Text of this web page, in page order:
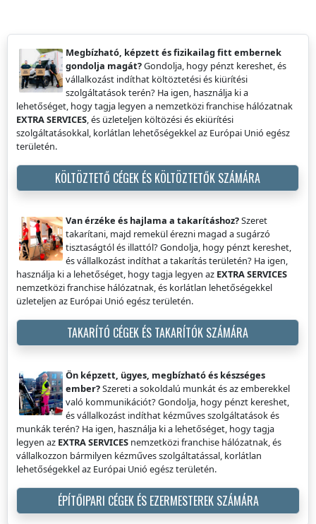
Megbízható, képzett és fizikailag fitt embernek
gondolja magát?Gondolja, hogy pénzt kereshet, és
vállalkozást indíthat költöztetési és kiürítési
szolgáltatások terén? Ha igen, használja ki a
lehetőséget, hogy tagja legyen a nemzetközi franchise hálózatnak
EXTRA SERVICES , és üzleteljen költözési és ekiürítési
szolgáltatásokkal, korlátlan lehetőségekkel az Európai Unió egész
területén.
KÖLTÖZTETŐ CÉGEK ÉS KÖLTÖZTETŐK SZÁMÁRA
Van érzéke és hajlama a takarításhoz?Szeret
takarítani, majd remekül érezni magad a sugárzó
tisztaságtól és illattól? Gondolja, hogy pénzt kereshet,
és vállalkozást indíthat a takarítás területén? Ha igen,
használja ki a lehetőséget, hogy tagja legyen az EXTRA SERVICES
nemzetközi franchise hálózatnak, és korlátlan lehetőségekkel
üzleteljen az Európai Unió egész területén.
TAKARÍTÓ CÉGEK ÉS TAKARÍTÓK SZÁMÁRA
Ön képzett, ügyes, megbízható és készséges
ember?Szereti a sokoldalú munkát és az emberekkel
való kommunikációt? Gondolja, hogy pénzt kereshet,
és vállalkozást indíthat kézműves szolgáltatások és
munkák terén? Ha igen, használja ki a lehetőséget, hogy tagja
legyen az EXTRA SERVICES nemzetközi franchise hálózatnak, és
vállalkozzon bármilyen kézműves szolgáltatással, korlátlan
lehetőségekkel az Európai Unió egész területén.
ÉPÍTŐIPARI CÉGEK ÉS EZERMESTEREK SZÁMÁRA